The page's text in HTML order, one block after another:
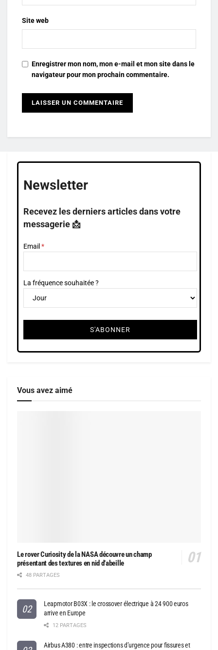
Site web
Enregistrer mon nom, mon e-mail et mon site dans le
navigateur pour mon prochain commentaire.
Newsletter
Recevez les derniers articles dans votre
messagerie 📩
Email
La fréquence souhaitée ?
Vous avez aimé
Le rover Curiosity de la NASA découvre un champ
présentant des textures en nid d’abeille
48 PARTAGES
Leapmotor B03X : le crossover électrique à 24 900 euros
arrive en Europe
12 PARTAGES
Airbus A380 : entre inspections d’urgence pour fissures et